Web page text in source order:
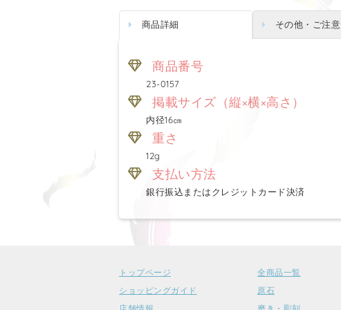
商品詳細 その他・ご注意
商品番号
23-0157
掲載サイズ（縦×横×高さ）
内径16㎝
重さ
12g
支払い方法
銀行振込またはクレジットカード決済
トップページ
ショッピングガイド
全商品一覧
原石